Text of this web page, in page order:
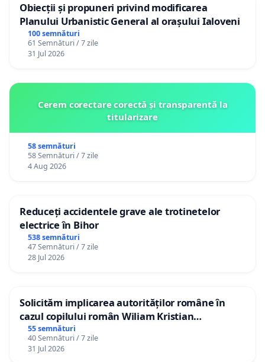
Obiecții și propuneri privind modificarea
Planului Urbanistic General al orașului Ialoveni
100 semnături
61 Semnături / 7 zile
31 Jul 2026
Cerem corectare corectă și transparentă la
titularizare
58 semnături
58 Semnături / 7 zile
4 Aug 2026
Reduceți accidentele grave ale trotinetelor
electrice în Bihor
538 semnături
47 Semnături / 7 zile
28 Jul 2026
Solicităm implicarea autorităților române în
cazul copilului român Wiliam Kristian
Gheorghe, aflat în plasament în Danemarca de
12 ani
55 semnături
40 Semnături / 7 zile
31 Jul 2026